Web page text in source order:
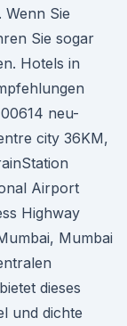
Wenn Sie
Sie sogar
Hotels in
neu-
city 36KM,
Airport
Highway
Mumbai
dieses
und dichte